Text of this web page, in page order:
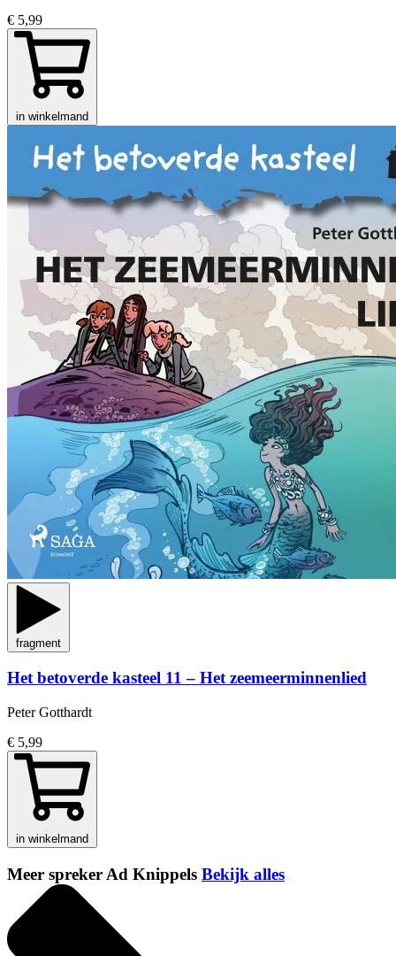
€ 5,99
in winkelmand
fragment
Het betoverde kasteel 11 – Het zeemeerminnenlied
Peter Gotthardt
€ 5,99
in winkelmand
Meer spreker Ad Knippels Bekijk alles